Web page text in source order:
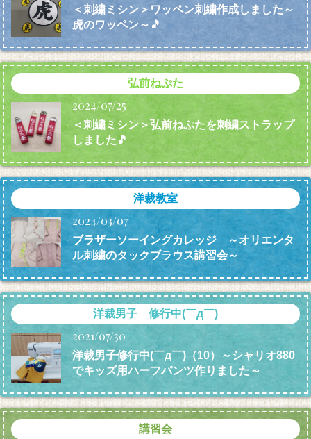
＜刺繍ミシン＞ワッペン刺繍作成しました～
虎のワッペン～🎵
弘前ねぷた
2024/07/25
＜刺繍ミシン＞弘前ねぷたを刺繍ストラップ
しました🎵
洋裁教室
2024/03/07
ブラザーソーイングカレッジ ～オリエンタ
ル刺繍のタックブラウス講習会～
洋裁男子 修行中(￣д￣)
2021/07/30
洋裁男子修行中(￣д￣)（10）～シャリオ880
でキッズ用ハーフパンツ作りました～
講習会